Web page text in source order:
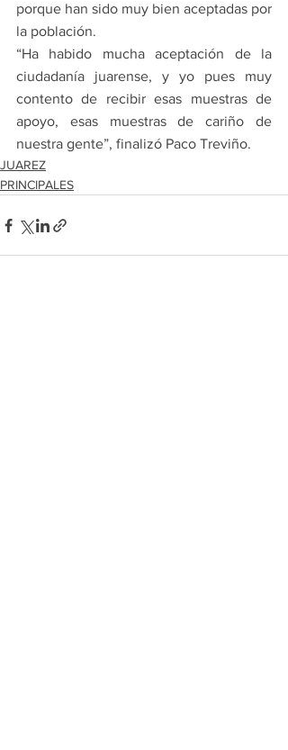
porque han sido muy bien aceptadas por
la población.
“Ha habido mucha aceptación de la
ciudadanía juarense, y yo pues muy
contento de recibir esas muestras de
apoyo, esas muestras de cariño de
nuestra gente”, finalizó Paco Treviño.
JUAREZ
PRINCIPALES